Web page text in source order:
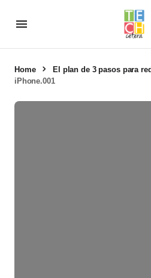
Home
El plan de 3 pasos para
iPhone.001